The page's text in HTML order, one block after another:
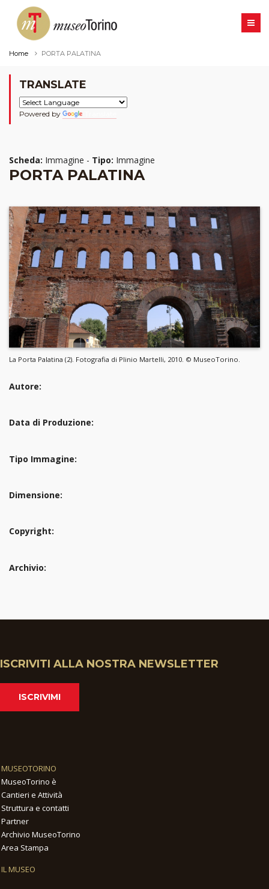
Home PORTA PALATINA
TRANSLATE
Powered by
Scheda: Immagine - Tipo: Immagine
PORTA PALATINA
La Porta Palatina (2). Fotografia di Plinio Martelli, 2010. © MuseoTorino.
Autore:
Data di Produzione:
Tipo Immagine:
Dimensione:
Copyright:
Archivio:
ISCRIVITI ALLA NOSTRA NEWSLETTER
ISCRIVIMI
MUSEOTORINO
MuseoTorino è
Cantieri e Attività
Struttura e contatti
Partner
Archivio MuseoTorino
Area Stampa
IL MUSEO